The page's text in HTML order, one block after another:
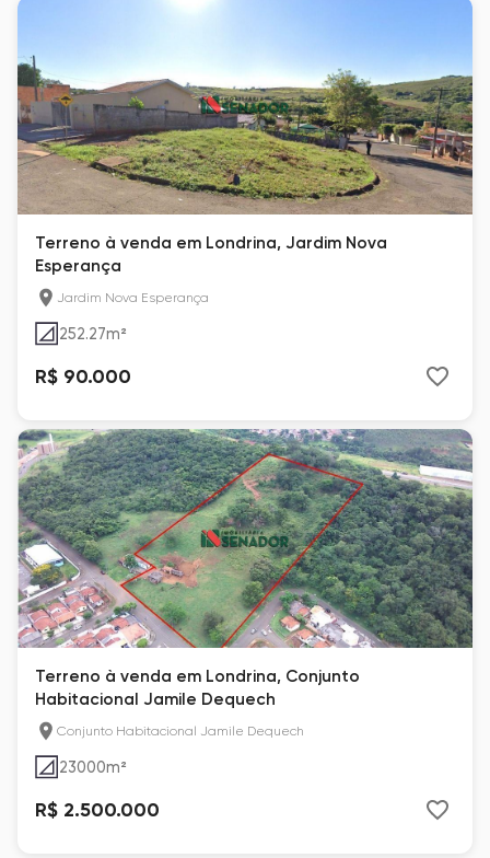
Terreno à venda em Londrina, Jardim Nova
Esperança
Jardim Nova Esperança
252.27m²
R$ 90.000
Terreno à venda em Londrina, Conjunto
Habitacional Jamile Dequech
Conjunto Habitacional Jamile Dequech
23000m²
R$ 2.500.000